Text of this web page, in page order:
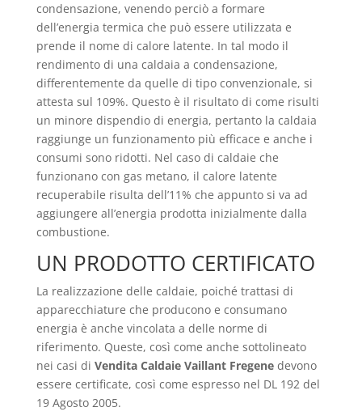
condensazione, venendo perciò a formare
dell’energia termica che può essere utilizzata e
prende il nome di calore latente. In tal modo il
rendimento di una caldaia a condensazione,
differentemente da quelle di tipo convenzionale, si
attesta sul 109%. Questo è il risultato di come risulti
un minore dispendio di energia, pertanto la caldaia
raggiunge un funzionamento più efficace e anche i
consumi sono ridotti. Nel caso di caldaie che
funzionano con gas metano, il calore latente
recuperabile risulta dell’11% che appunto si va ad
aggiungere all’energia prodotta inizialmente dalla
combustione.
UN PRODOTTO CERTIFICATO
La realizzazione delle caldaie, poiché trattasi di
apparecchiature che producono e consumano
energia è anche vincolata a delle norme di
riferimento. Queste, così come anche sottolineato
nei casi di Vendita Caldaie Vaillant Fregenedevono
essere certificate, così come espresso nel DL 192 del
19 Agosto 2005.